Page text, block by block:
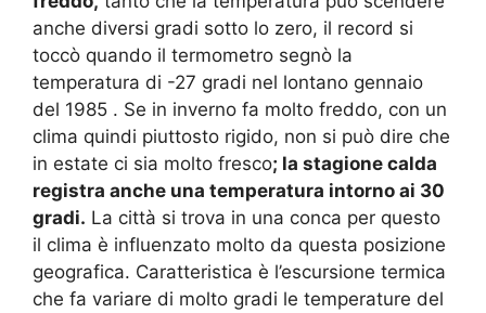
anche diversi gradi sotto lo zero, il record si
toccò quando il termometro segnò la
temperatura di -27 gradi nel lontano gennaio
del 1985 . Se in inverno fa molto freddo, con un
clima quindi piuttosto rigido, non si può dire che
in estate ci sia molto fresco; la stagione calda
registra anche una temperatura intorno ai 30
gradi. La città si trova in una conca per questo
il clima è influenzato molto da questa posizione
geografica. Caratteristica è l’escursione termica
che fa variare di molto gradi le temperature del